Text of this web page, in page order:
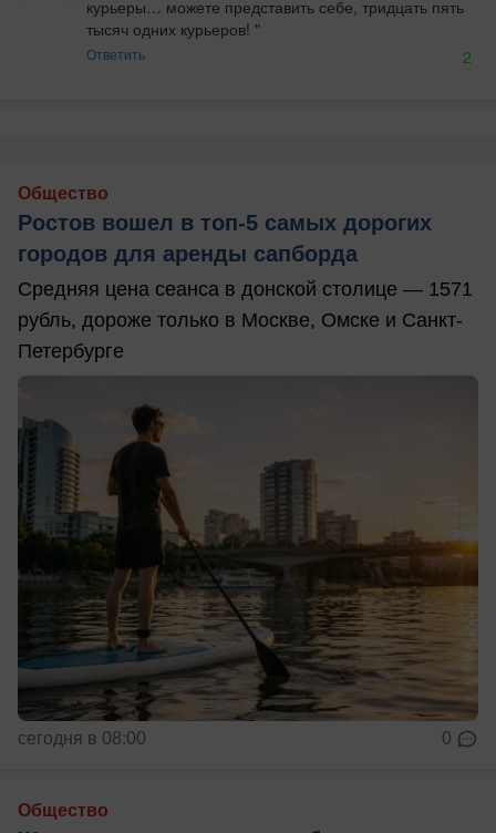
курьеры… можете представить себе, тридцать пять
тысяч одних курьеров! "
Ответить 2
Общество
Ростов вошел в топ-5 самых дорогих
городов для аренды сапборда
Средняя цена сеанса в донской столице — 1571
рубль, дороже только в Москве, Омске и Санкт-
Петербурге
сегодня в 08:00 0
Общество